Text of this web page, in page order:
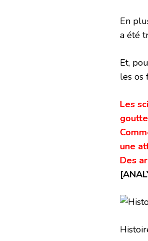
En
a été
Et,
les os
Les
une
Des
[